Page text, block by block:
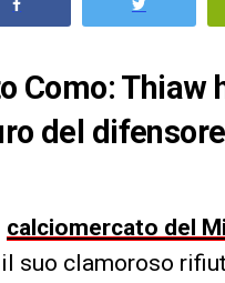
Como: Thiaw
del
calciomercato del
suo clamoroso